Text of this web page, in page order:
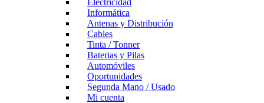
Electricidad
Informática
Antenas y Distribución
Cables
Tinta / Tonner
Baterias y Pilas
Automóviles
Oportunidades
Segunda Mano / Usado
Mi cuenta